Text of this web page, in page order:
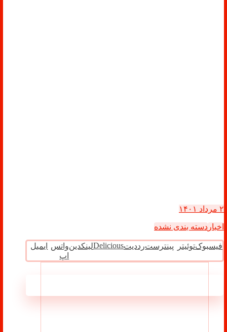
۲ مرداد ۱۴۰۱
اخبار دسته بندی نشده
فیسبوکتوئیتر پینترسترددیتDeliciousلینکدینواتس
اپ
ایمیل